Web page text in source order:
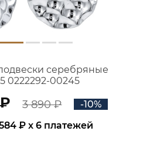
серебряные
0222292-00245
3 890 ₽
-10%
₽ x 6 платежей